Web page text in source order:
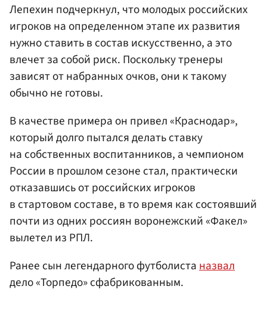
Лепехин подчеркнул, что молодых российских
игроков на определенном этапе их развития
нужно ставить в состав искусственно, а это
влечет за собой риск. Поскольку тренеры
зависят от набранных очков, они к такому
обычно не готовы.
В качестве примера он привел «Краснодар»,
который долго пытался делать ставку
на собственных воспитанников, а чемпионом
России в прошлом сезоне стал, практически
отказавшись от российских игроков
в стартовом составе, в то время как состоявший
почти из одних россиян воронежский «Факел»
вылетел из РПЛ.
Ранее сын легендарного футболистаназвал
дело «Торпедо» сфабрикованным.